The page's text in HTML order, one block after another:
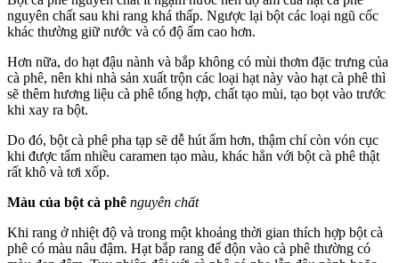
nguyên chất sau khi rang khá thấp. Ngược lại bột các loại ngũ cốc
khác thường giữ nước và có độ ẩm cao hơn.
Hơn nữa, do hạt đậu nành và bắp không có mùi thơm đặc trưng của
cà phê, nên khi nhà sản xuất trộn các loại hạt này vào hạt cà phê thì
sẽ thêm hương liệu cà phê tổng hợp, chất tạo mùi, tạo bọt vào trước
khi xay ra bột.
Do đó, bột cà phê pha tạp sẽ dễ hút ẩm hơn, thậm chí còn vón cục
khi được tẩm nhiều caramen tạo màu, khác hẳn với bột cà phê thật
rất khô và tơi xốp.
Màu của bột cà phê nguyên chất
Khi rang ở nhiệt độ và trong một khoảng thời gian thích hợp bột cà
phê có màu nâu đậm. Hạt bắp rang để độn vào cà phê thường có